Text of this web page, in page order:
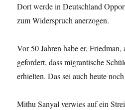
Dort werde in Deutschland
zum Widerspruch anerzogen.
Vor 50 Jahren habe er, Friedman,
gefordert, dass migrantische
erhielten. Das sei auch heute
Mithu Sanyal verwies auf ein